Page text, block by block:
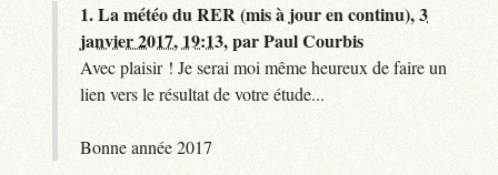
1.La météo du RER (mis à jour en continu),3
janvier 2017, 19:13,parPaul Courbis
Avec plaisir ! Je serai moi même heureux de faire un
lien vers le résultat de votre étude...
Bonne année 2017